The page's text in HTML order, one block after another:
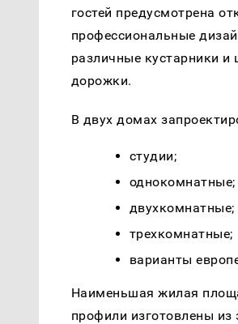
гостей предусмотрена
профессиональные
различные кустарники
дорожки.
В двух домах
студии;
однокомнатные;
двухкомнатные;
трехкомнатные;
варианты
Наименьшая жилая
профили изготовлены